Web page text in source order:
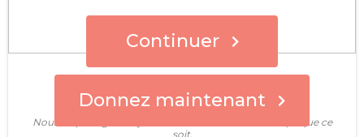
Donnez maintenant
Continuer
Qui donne aujourd'hui ?
Nous ne partagerons jamais ces informations avec qui que ce
soit.